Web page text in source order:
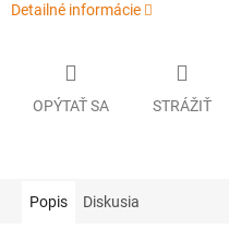
Detailné informácie
OPÝTAŤ SA STRÁŽIŤ
Popis Diskusia